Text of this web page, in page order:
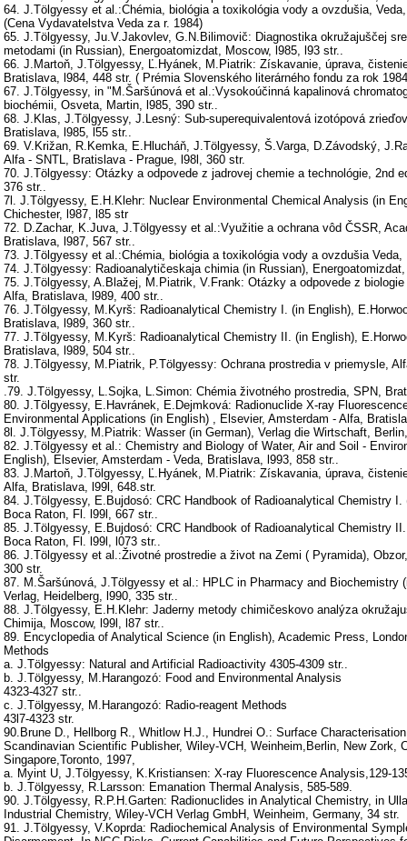
64. J.Tölgyessy et al.:Chémia, biológia a toxikológia vody a ovzdušia,
(Cena Vydavatelstva Veda za r. 1984)
65. J.Tölgyessy, Ju.V.Jakovlev, G.N.Bilimovič: Diagnostika okružajuščej
metodami (in Russian), Energoatomizdat, Moscow, l985, l93 str..
66. J.Martoň, J.Tölgyessy, Ľ.Hyánek, M.Piatrik: Získavanie, úprava,
Bratislava, l984, 448 str. ( Prémia Slovenského literárného fondu za rok
67. J.Tölgyessy, in "M.Šaršúnová et al.:Vysokoúčinná kapalinová
biochémii, Osveta, Martin, l985, 390 str..
68. J.Klas, J.Tölgyessy, J.Lesný: Sub-superequivalentová izotópová
Bratislava, l985, l55 str..
69. V.Križan, R.Kemka, E.Hlucháň, J.Tölgyessy, Š.Varga, D.Závodský,
Alfa - SNTL, Bratislava - Prague, l98l, 360 str.
70. J.Tölgyessy: Otázky a odpovede z jadrovej chemie a technológie, 2nd
376 str..
7l. J.Tölgyessy, E.H.Klehr: Nuclear Environmental Chemical Analysis (in
Chichester, l987, l85 str
72. D.Zachar, K.Juva, J.Tölgyessy et al.:Využitie a ochrana vôd ČSSR,
Bratislava, l987, 567 str..
73. J.Tölgyessy et al.:Chémia, biológia a toxikológia vody a ovzdušia
74. J.Tölgyessy: Radioanalytičeskaja chimia (in Russian),
75. J.Tölgyessy, A.Blažej, M.Piatrik, V.Frank: Otázky a odpovede z
Alfa, Bratislava, l989, 400 str..
76. J.Tölgyessy, M.Kyrš: Radioanalytical Chemistry I. (in English),
Bratislava, l989, 360 str..
77. J.Tölgyessy, M.Kyrš: Radioanalytical Chemistry II. (in English),
Bratislava, l989, 504 str..
78. J.Tölgyessy, M.Piatrik, P.Tölgyessy: Ochrana prostredia v priemysle,
str.
.79. J.Tölgyessy, L.Sojka, L.Simon: Chémia životného prostredia, SPN,
80. J.Tölgyessy, E.Havránek, E.Dejmková: Radionuclide X-ray
Environmental Applications (in English) , Elsevier, Amsterdam - Alfa,
8l. J.Tölgyessy, M.Piatrik: Wasser (in German), Verlag die Wirtschaft,
82. J.Tölgyessy et al.: Chemistry and Biology of Water, Air and Soil -
English), Elsevier, Amsterdam - Veda, Bratislava, l993, 858 str..
83. J.Martoň, J.Tölgyessy, Ľ.Hyánek, M.Piatrik: Získavania, úprava,
Alfa, Bratislava, l99l, 648.str.
84. J.Tölgyessy, E.Bujdosó: CRC Handbook of Radioanalytical Chemistry
Boca Raton, Fl. l99l, 667 str..
85. J.Tölgyessy, E.Bujdosó: CRC Handbook of Radioanalytical Chemistry
Boca Raton, Fl. l99l, l073 str..
86. J.Tölgyessy et al.:Životné prostredie a život na Zemi ( Pyramida),
300 str.
87. M.Šaršúnová, J.Tölgyessy et al.: HPLC in Pharmacy and Biochemistry
Verlag, Heidelberg, l990, 335 str..
88. J.Tölgyessy, E.H.Klehr: Jaderny metody chimičeskovo analýza
Chimija, Moscow, l99l, l87 str..
89. Encyclopedia of Analytical Science (in English), Academic Press,
Methods
a. J.Tölgyessy: Natural and Artificial Radioactivity 4305-4309 str..
b. J.Tölgyessy, M.Harangozó: Food and Environmental Analysis
4323-4327 str..
c. J.Tölgyessy, M.Harangozó: Radio-reagent Methods
43l7-4323 str.
90.Brune D., Hellborg R., Whitlow H.J., Hundrei O.: Surface
Scandinavian Scientific Publisher, Wiley-VCH, Weinheim,Berlin, New Zork,
Singapore,Toronto, 1997,
a. Myint U, J.Tölgyessy, K.Kristiansen: X-ray Fluorescence Analysis,129-
b. J.Tölgyessy, R.Larsson: Emanation Thermal Analysis, 585-589.
90. J.Tölgyessy, R.P.H.Garten: Radionuclides in Analytical Chemistry, in
Industrial Chemistry, Wiley-VCH Verlag GmbH, Weinheim, Germany, 34 str.
91. J.Tölgyessy, V.Koprda: Radiochemical Analysis of Environmental